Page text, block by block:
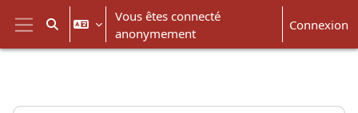
Passer au contenu principal
Panneau latéral
Activer/désactiver la saisie de recherche
Vous êtes connecté
anonymement
Connexion